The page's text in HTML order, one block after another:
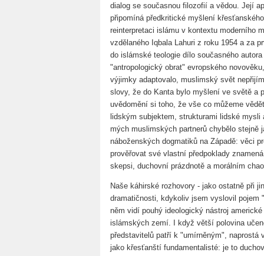
dialog se současnou filozofií a vědou. Její
připomíná předkritické myšlení
reinterpretaci islámu v kontextu moderního
vzdělaného Iqbala Lahuri z roku 1954 a za
do islámské teologie dílo současného
"antropologický obrat" evropského
výjimky adaptovalo, muslimský svět
slovy, že do Kanta bylo myšlení ve světě a
uvědomění si toho, že vše co můžeme
lidským subjektem, strukturami lidské
mých muslimských partnerů chybělo stejně
náboženských dogmatiků na Západě: věci
prověřovat své vlastní předpoklady
skepsi, duchovní prázdnotě a morálním
Naše káhirské rozhovory - jako ostatně při
dramatičnosti, kdykoliv jsem vyslovil pojem
něm vidí pouhý ideologický nástroj
islámských zemí. I když větší polovina
představitelů patří k "umírněným",
jako křesťanští fundamentalisté: je to